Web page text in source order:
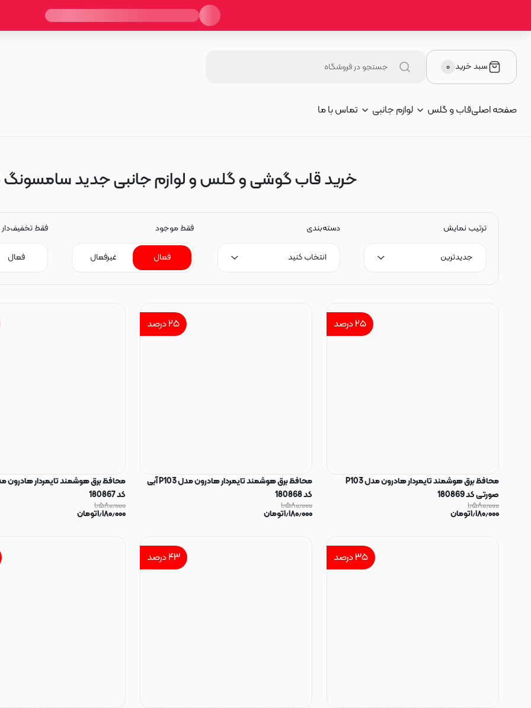
سبد خرید ۰
صفحه اصلیقاب و گلس لوازم جانبی تماس با ما
خرید قاب گوشی و گلس و لوازم جانبی جدید سامسونگ Galaxy M33
ترتیب نمایش
جدیدترین
دسته‌بندی
انتخاب کنید
فقط موجود
فعال غیرفعال
فقط تخفیف‌دار
فعال
۲۵درصد
محافظ برق هوشمند تایمردار هادرون مدل P103
صورتی کد 180869
۱٫۵۸۰٫۰۰۰
۱٫۱۸۰٫۰۰۰تومان
۲۵درصد
محافظ برق هوشمند تایمردار هادرون مدل P103 آبی
کد 180868
۱٫۵۸۰٫۰۰۰
۱٫۱۸۰٫۰۰۰تومان
کد 180867
۱٫۵۸۰٫۰۰۰
۱٫۱۸۰٫۰۰۰تومان
۳۵درصد ۴۳درصد